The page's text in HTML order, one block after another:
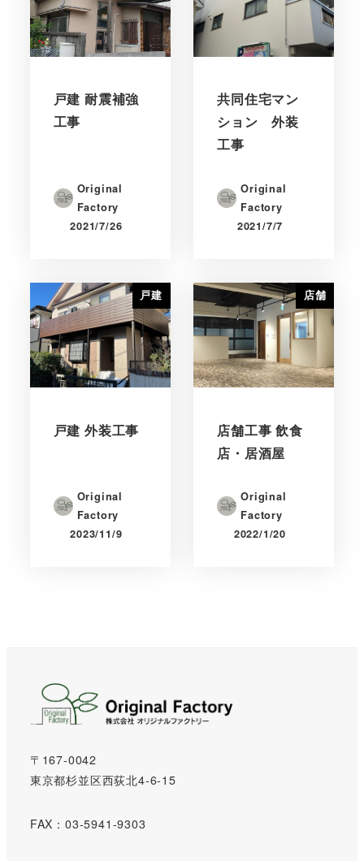
戸建 耐震補強
工事
Original
Factory
2021/7/26
共同住宅マン
ション 外装
工事
Original
Factory
2021/7/7
戸建
戸建 外装工事
Original
Factory
2023/11/9
店舗
店舗工事 飲食
店・居酒屋
Original
Factory
2022/1/20
〒167-0042
東京都杉並区西荻北4-6-15
FAX：03-5941-9303